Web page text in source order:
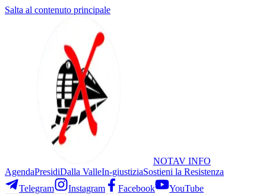
Salta al contenuto principale
NOTAV INFO
AgendaPresidiDalla ValleIn-giustiziaSostieni la Resistenza
Telegram
Instagram Facebook YouTube